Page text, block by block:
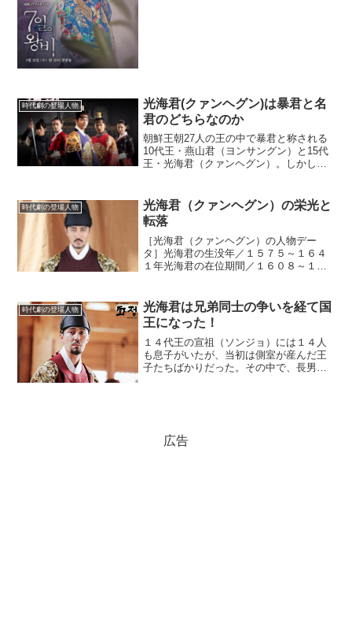
時代劇の登場人物
光海君(クァンヘグン)は暴君と名
君のどちらなのか
朝鮮王朝27人の王の中で暴君と称される
10代王・燕山君（ヨンサングン）と15代
王・光海君（クァンヘグン）。しかし、
のか。それとも名君なのか。歴史を紐解
いてみる。まずは、...
時代劇の登場人物
光海君（クァンヘグン）の栄光と
転落
［光海君（クァンヘグン）の人物デー
タ］光海君の生没年／１５７５～１６４
１年光海君の在位期間／１６０８～１６
ン）・金（キム）氏兄弟による後継者争
い光海君（クァンヘグン）は１４...
時代劇の登場人物
光海君は兄弟同士の争いを経て国
王になった！
１４代王の宣祖（ソンジョ）には１４人
も息子がいたが、当初は側室が産んだ王
子たちばかりだった。その中で、長男が
広告